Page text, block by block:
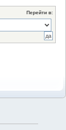
Перейти в: